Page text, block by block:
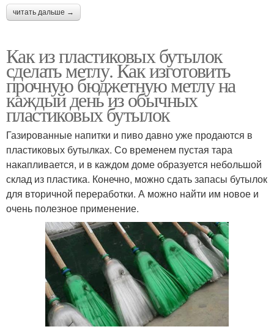
читать дальше →
Как из пластиковых бутылок
сделать метлу. Как изготовить
прочную бюджетную метлу на
каждый день из обычных
пластиковых бутылок
Газированные напитки и пиво давно уже продаются в
пластиковых бутылках. Со временем пустая тара
накапливается, и в каждом доме образуется небольшой
склад из пластика. Конечно, можно сдать запасы бутылок
для вторичной переработки. А можно найти им новое и
очень полезное применение.